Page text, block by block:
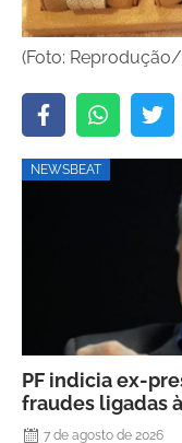
(Foto:
NEWSBEAT
PF indicia ex-
fraudes ligadas
7 de agosto de 2026